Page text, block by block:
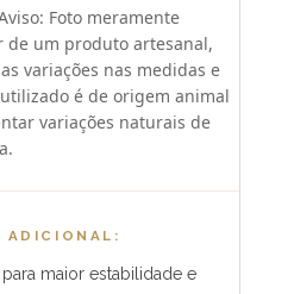
Foto meramente
de um produto artesanal,
variações nas medidas e
é de origem animal
variações naturais de
ADICIONAL:
para maior estabilidade e